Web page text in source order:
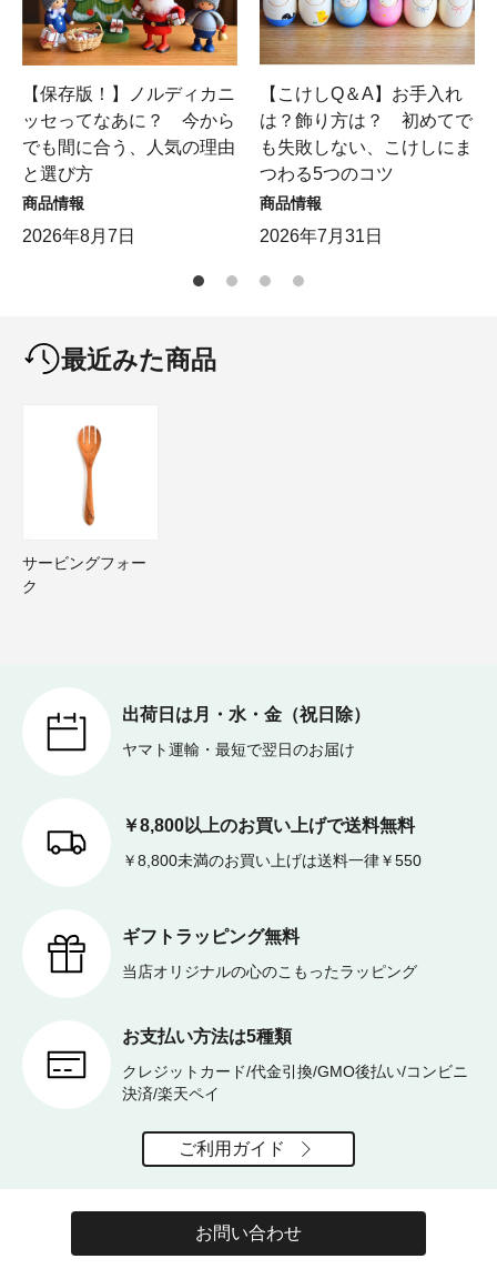
【保存版！】ノルディカニ
ッセってなあに？ 今から
でも間に合う、人気の理由
と選び方
商品情報
2026年8月7日
【こけしQ＆A】お手入れ
は？飾り方は？ 初めてで
も失敗しない、こけしにま
つわる5つのコツ
商品情報
2026年7月31日
最近みた商品
サービングフォー
ク
出荷日は月・水・金（祝日除）
ヤマト運輸・最短で翌日のお届け
￥8,800以上のお買い上げで送料無料
￥8,800未満のお買い上げは送料一律￥550
ギフトラッピング無料
当店オリジナルの心のこもったラッピング
お支払い方法は5種類
クレジットカード/代金引換/GMO後払い/コンビニ
決済/楽天ペイ
ご利用ガイド
お問い合わせ